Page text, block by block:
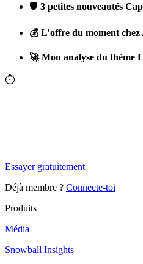
🛡️ 3 petites nouveautés
💰 L’offre du moment
🚀 Mon analyse du thème
⏱
Essayer gratuitement
Déjà membre ? Connecte-toi
Produits
Média
Snowball Insights